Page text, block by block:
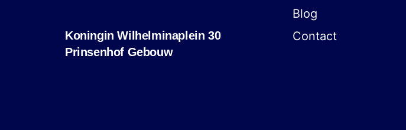
Koningin Wilhelminaplein 30
Prinsenhof Gebouw
Blog
Contact